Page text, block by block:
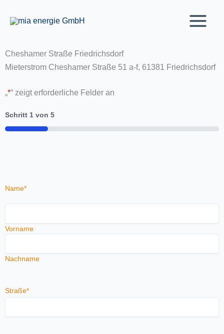
Inhalt
Cheshamer Straße Friedrichsdorf
Mieterstrom Cheshamer Straße 51 a-f, 61381 Friedrichsdorf
„*“ zeigt erforderliche Felder an
Schritt 1 von 5
20%
Name*
Vorname
Nachname
Straße*